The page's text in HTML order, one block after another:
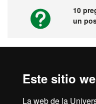
Este sitio
La web de la
10
un